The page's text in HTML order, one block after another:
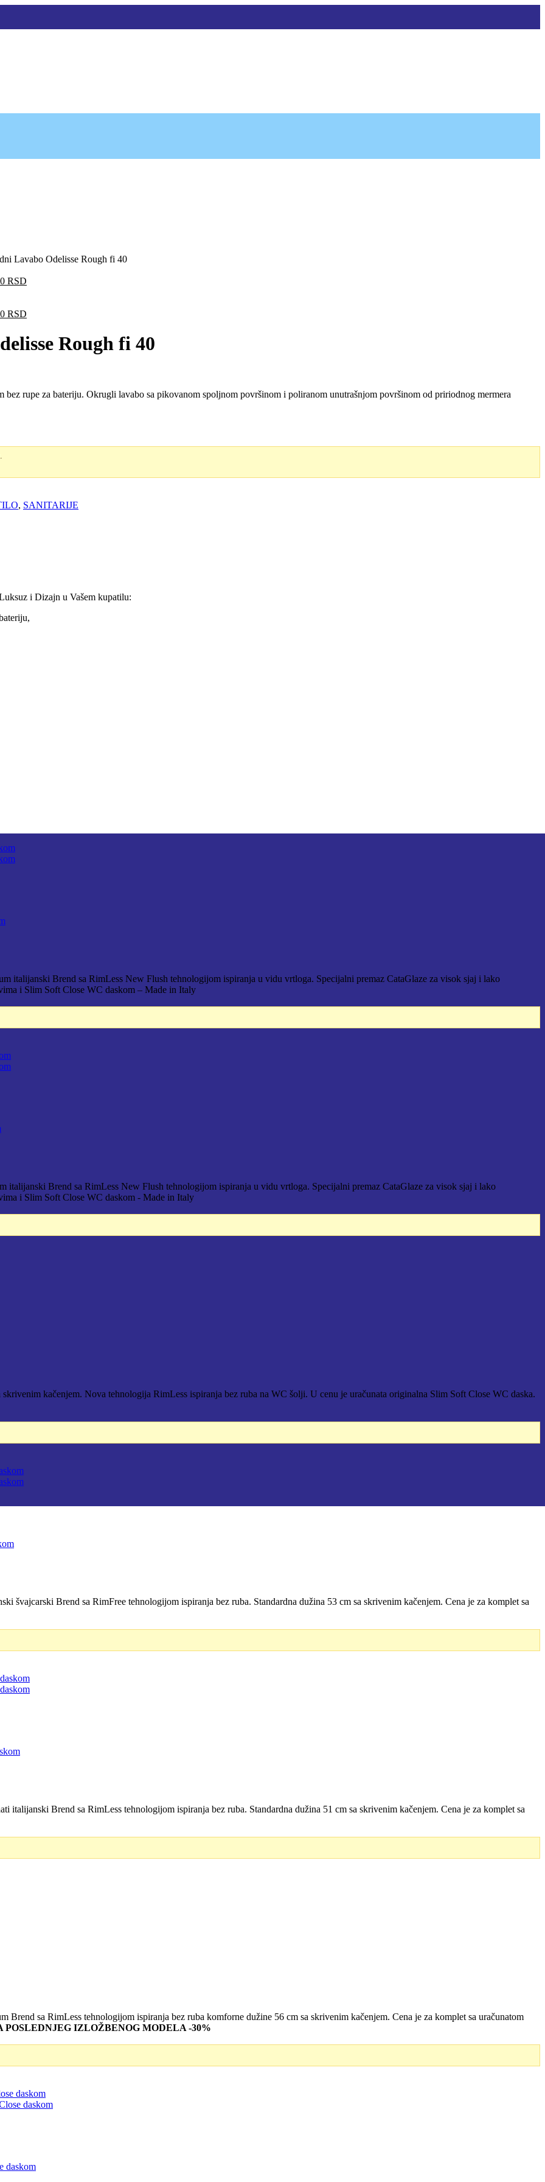
Lavabo Odelisse Rough fi 40
RSD
RSD
je:
30.750,00 RSD.
Rough fi 40
rupe za bateriju. Okrugli lavabo sa pikovanom spoljnom površinom i poliranom unutrašnjom površinom od pririodnog mermera
, SANITARIJE
i Dizajn u Vašem kupatilu:
italijanski Brend sa RimLess New Flush tehnologijom ispiranja u vidu vrtloga. Specijalni premaz CataGlaze za visok sjaj i lako
i Slim Soft Close WC daskom – Made in Italy
italijanski Brend sa RimLess New Flush tehnologijom ispiranja u vidu vrtloga. Specijalni premaz CataGlaze za visok sjaj i lako
i Slim Soft Close WC daskom - Made in Italy
kačenjem. Nova tehnologija RimLess ispiranja bez ruba na WC šolji. U cenu je uračunata originalna Slim Soft Close WC daska.
Brend sa RimFree tehnologijom ispiranja bez ruba. Standardna dužina 53 cm sa skrivenim kačenjem. Cena je za komplet sa
italijanski Brend sa RimLess tehnologijom ispiranja bez ruba. Standardna dužina 51 cm sa skrivenim kačenjem. Cena je za komplet sa
sa RimLess tehnologijom ispiranja bez ruba komforne dužine 56 cm sa skrivenim kačenjem. Cena je za komplet sa uračunatom
POSLEDNJEG IZLOŽBENOG MODELA -30%
daskom